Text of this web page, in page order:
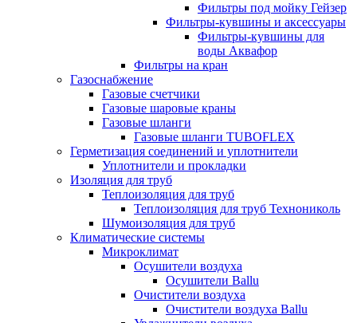
Фильтры под мойку Гейзер
Фильтры-кувшины и аксессуары
Фильтры-кувшины для
воды Аквафор
Фильтры на кран
Газоснабжение
Газовые счетчики
Газовые шаровые краны
Газовые шланги
Газовые шланги TUBOFLEX
Герметизация соединений и уплотнители
Уплотнители и прокладки
Изоляция для труб
Теплоизоляция для труб
Теплоизоляция для труб Технониколь
Шумоизоляция для труб
Климатические системы
Микроклимат
Осушители воздуха
Осушители Ballu
Очистители воздуха
Очистители воздуха Ballu